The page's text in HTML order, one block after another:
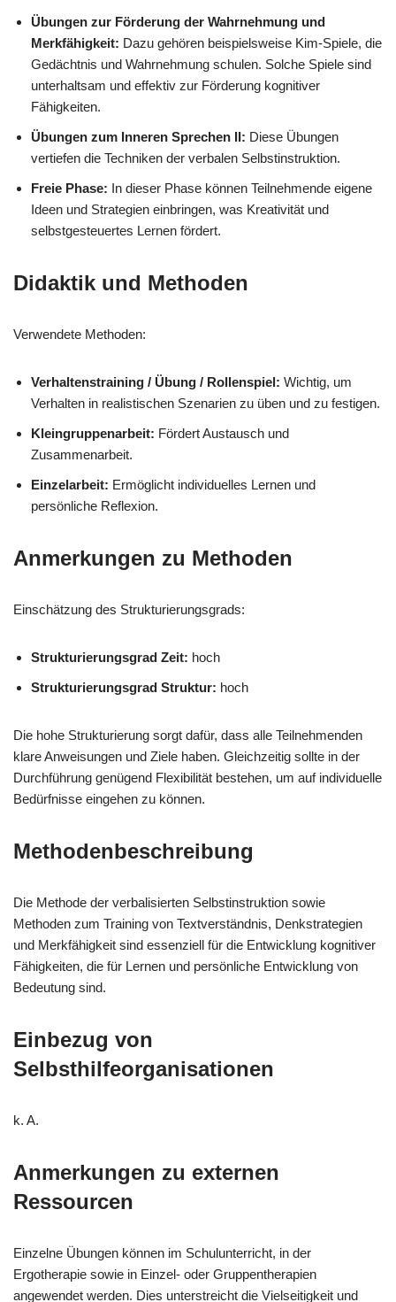
Übungen zur Förderung der Wahrnehmung und
Merkfähigkeit: Dazu gehören beispielsweise Kim-Spiele, die
Gedächtnis und Wahrnehmung schulen. Solche Spiele sind
unterhaltsam und effektiv zur Förderung kognitiver
Fähigkeiten.
Übungen zum Inneren Sprechen II: Diese Übungen
vertiefen die Techniken der verbalen Selbstinstruktion.
Freie Phase: In dieser Phase können Teilnehmende eigene
Ideen und Strategien einbringen, was Kreativität und
selbstgesteuertes Lernen fördert.
Didaktik und Methoden
Verwendete Methoden:
Verhaltenstraining / Übung / Rollenspiel: Wichtig, um
Verhalten in realistischen Szenarien zu üben und zu festigen.
Kleingruppenarbeit: Fördert Austausch und
Zusammenarbeit.
Einzelarbeit: Ermöglicht individuelles Lernen und
persönliche Reflexion.
Anmerkungen zu Methoden
Einschätzung des Strukturierungsgrads:
Strukturierungsgrad Zeit: hoch
Strukturierungsgrad Struktur: hoch
Die hohe Strukturierung sorgt dafür, dass alle Teilnehmenden
klare Anweisungen und Ziele haben. Gleichzeitig sollte in der
Durchführung genügend Flexibilität bestehen, um auf individuelle
Bedürfnisse eingehen zu können.
Methodenbeschreibung
Die Methode der verbalisierten Selbstinstruktion sowie
Methoden zum Training von Textverständnis, Denkstrategien
und Merkfähigkeit sind essenziell für die Entwicklung kognitiver
Fähigkeiten, die für Lernen und persönliche Entwicklung von
Bedeutung sind.
Einbezug von
Selbsthilfeorganisationen
k. A.
Anmerkungen zu externen
Ressourcen
Einzelne Übungen können im Schulunterricht, in der
Ergotherapie sowie in Einzel- oder Gruppentherapien
angewendet werden. Dies unterstreicht die Vielseitigkeit und